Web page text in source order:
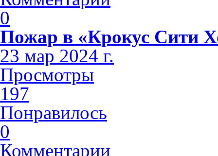
0
Пожар в «Крокус Сити
23 мар 2024 г.
Просмотры
197
Понравилось
0
Комментарии